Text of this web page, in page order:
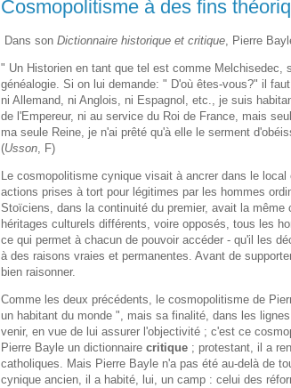
Cosmopolitisme à des fins
Dans son Dictionnaire historique et critique , Pierre
" Un Historien en tant que tel est comme Melchisedec,
généalogie. Si on lui demande: " D'où êtes-vous?" il
ni Allemand, ni Anglois, ni Espagnol, etc., je suis
de l'Empereur, ni au service du Roi de France, mais
ma seule Reine, je n'ai prêté qu'à elle le serment
(Usson , F)
Le cosmopolitisme cynique visait à ancrer dans le
actions prises à tort pour légitimes par les hommes
Stoïciens, dans la continuité du premier, avait la même
héritages culturels différents, voire opposés, tous les
ce qui permet à chacun de pouvoir accéder - qu'il les
à des raisons vraies et permanentes. Avant de
bien raisonner.
Comme les deux précédents, le cosmopolitisme de
un habitant du monde ", mais sa finalité, dans les
venir, en vue de lui assurer l'objectivité ; c'est ce
Pierre Bayle un dictionnaire critique ; protestant, il a
catholiques. Mais Pierre Bayle n'a pas été au-delà de
cynique ancien, il a habité, lui, un camp : celui des